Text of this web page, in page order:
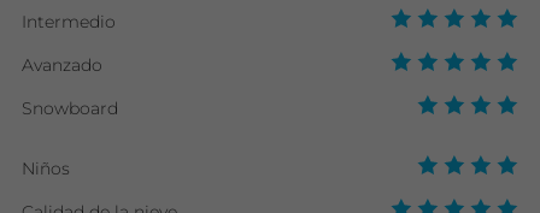
Intermedio
Avanzado
Snowboard
Niños